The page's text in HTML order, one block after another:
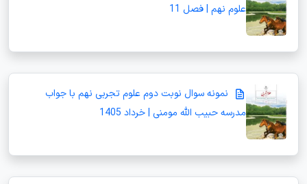
علوم نهم | فصل 11
نمونه سوال نوبت دوم علوم تجربی نهم با جواب
مدرسه حبیب الله مومنی | خرداد 1405